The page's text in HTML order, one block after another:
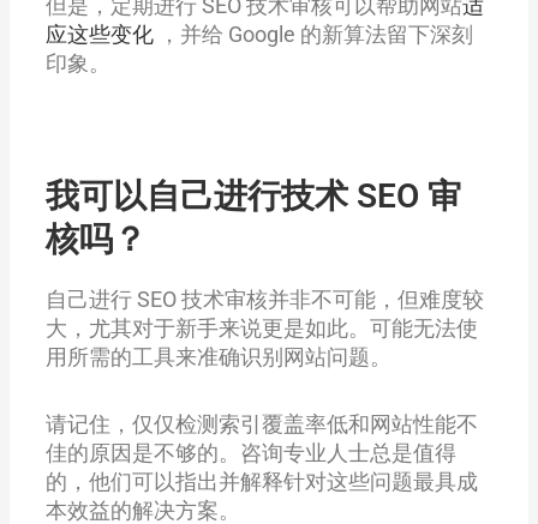
应这些变化 ，并给 Google 的新算法留下深刻
印象。
我可以自己进行技术 SEO 审
核吗？
自己进行 SEO 技术审核并非不可能，但难度较
大，尤其对于新手来说更是如此。可能无法使
用所需的工具来准确识别网站问题。
请记住，仅仅检测索引覆盖率低和网站性能不
佳的原因是不够的。咨询专业人士总是值得
的，他们可以指出并解释针对这些问题最具成
本效益的解决方案。